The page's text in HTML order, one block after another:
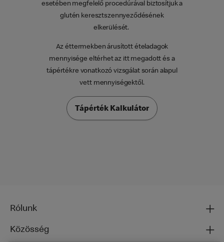
esetében megfelelő procedúrával biztosítjuk a
glutén keresztszennyeződésének
elkerülését.
Az éttermekben árusított ételadagok
mennyisége eltérhet az itt megadott és a
tápértékre vonatkozó vizsgálat során alapul
vett mennyiségektől.
Tápérték Kalkulátor
Rólunk
Közösség